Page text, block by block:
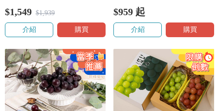
$1,549 $1,939
介紹 購買
$959 起
介紹 購買